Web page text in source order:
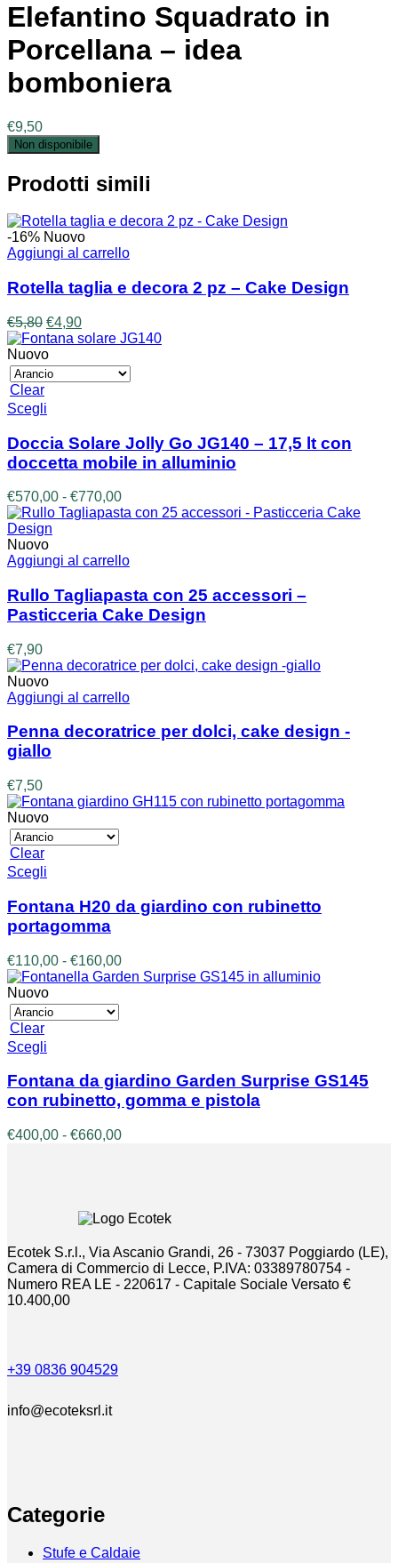
Elefantino Squadrato in
Porcellana – idea
bomboniera
€9,50
Non disponibile
Prodotti simili
-16% Nuovo
Aggiungi al carrello
Rotella taglia e decora 2 pz – Cake Design
€5,80 Il
prezzo
originale
era:
€5,80.
€4,90Il
prezzo
è:
€4,90.
Nuovo
Clear
Scegli
ha
più
varianti.
Le
opzioni
possono
essere
scelte
nella
del
prodotto
Doccia Solare Jolly Go JG140 – 17,5 lt con
doccetta mobile in alluminio
€570,00 - €770,00Fascia
di
€570,00
€770,00
Nuovo
Aggiungi al carrello
Rullo Tagliapasta con 25 accessori –
Pasticceria Cake Design
€7,90
Nuovo
Aggiungi al carrello
Penna decoratrice per dolci, cake design -
giallo
€7,50
Nuovo
Clear
Scegli
ha
più
varianti.
opzioni
possono
essere
scelte
prodotto
Fontana H20 da giardino con rubinetto
portagomma
€110,00 - €160,00Fascia
di
Nuovo
Clear
Scegli
ha
più
varianti.
Le
opzioni
pagina
prodotto
Fontana da giardino Garden Surprise GS145
con rubinetto, gomma e pistola
€400,00 - €660,00Fascia
a
Ecotek S.r.l., Via Ascanio Grandi, 26 - 73037 Poggiardo (LE),
Camera di Commercio di Lecce, P.IVA: 03389780754 -
Numero REA LE - 220617 - Capitale Sociale Versato €
10.400,00
+39 0836 904529
info@ecoteksrl.it
Categorie
Stufe e Caldaie